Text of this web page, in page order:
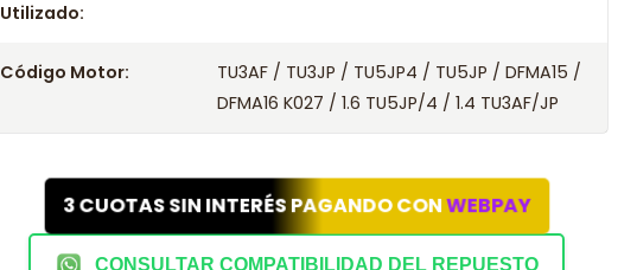
Utilizado:
Código Motor:
TU3AF / TU3JP / TU5JP4 / TU5JP / DFMA15 /
DFMA16 K027 / 1.6 TU5JP/4 / 1.4 TU3AF/JP
3 CUOTAS SIN INTERÉS PAGANDO CONWEBPAY
CONSULTAR COMPATIBILIDAD DEL REPUESTO